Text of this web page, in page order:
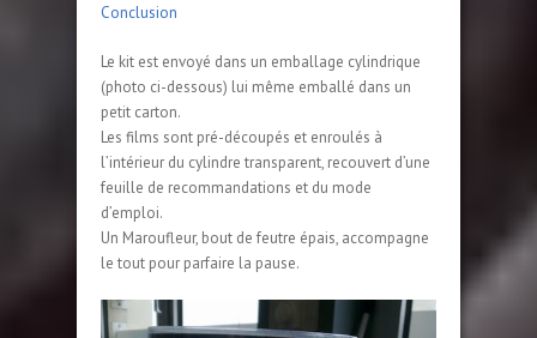
Conclusion
Le kit est envoyé dans un emballage cylindrique
(photo ci-dessous) lui même emballé dans un
petit carton.
Les films sont pré-découpés et enroulés à
l’intérieur du cylindre transparent, recouvert d’une
feuille de recommandations et du mode
d’emploi.
Un Maroufleur, bout de feutre épais, accompagne
le tout pour parfaire la pause.